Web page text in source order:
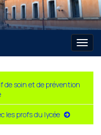
de soin et de prévention
les profs du lycée